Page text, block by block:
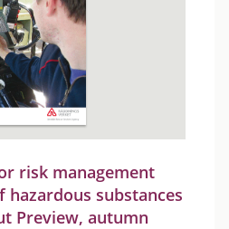
risk management
substances
Preview, autumn